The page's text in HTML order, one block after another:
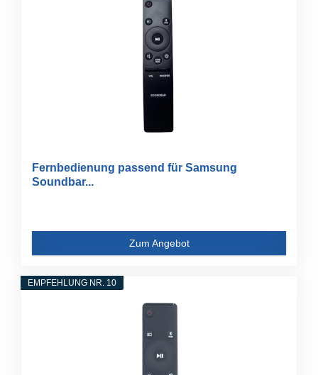
Fernbedienung passend für Samsung
Soundbar...
Zum Angebot
EMPFEHLUNG NR. 10